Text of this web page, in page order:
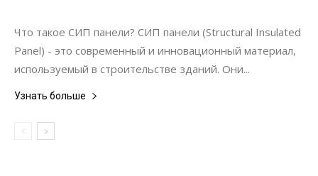
Что такое СИП панели? СИП панели (Structural Insulated
Panel) - это современный и инновационный материал,
используемый в строительстве зданий. Они...
Узнать больше